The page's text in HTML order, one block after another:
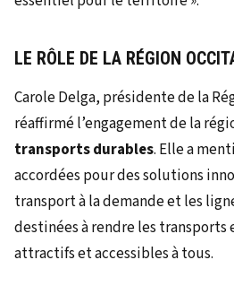
LE RÔLE DE LA RÉGION
Carole Delga, présidente de la
réaffirmé l’engagement de la
transports durables. Elle a
accordées pour des solutions
transport à la demande et les
destinées à rendre les transports
attractifs et accessibles à tous.